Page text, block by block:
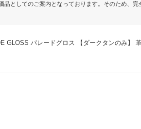
としてのご案内となっております。そのため、
GLOSS パレードグロス 【ダークタンのみ】